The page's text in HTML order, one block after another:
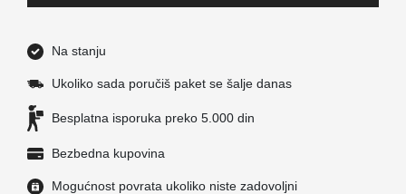
Na stanju
Ukoliko sada poručiš paket se šalje danas
Besplatna isporuka preko 5.000 din
Bezbedna kupovina
Mogućnost povrata ukoliko niste zadovoljni